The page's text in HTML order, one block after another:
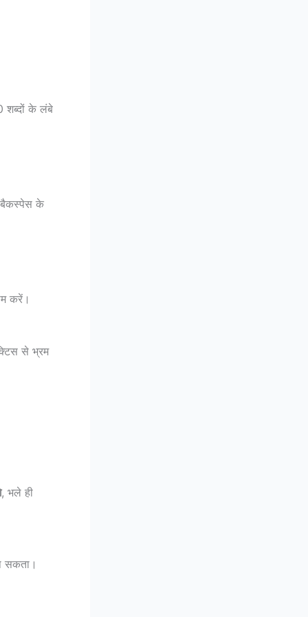
शब्दों के लंबे
बैकस्पेस के
करें।
से भ्रम
, भले ही
सकता।